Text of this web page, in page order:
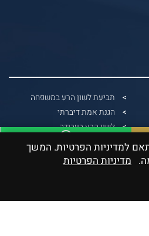
תביעת לשון הרע במשפחה
הגנת אמת דיברתי
לשון הרע בעבודה
הפצת תמונות ללא אישור
תביעת לשון הרע ללא הוכחת נזק
WhatsApp
למדיניות הפרטיות. המשך
מדיניות הפרטיות